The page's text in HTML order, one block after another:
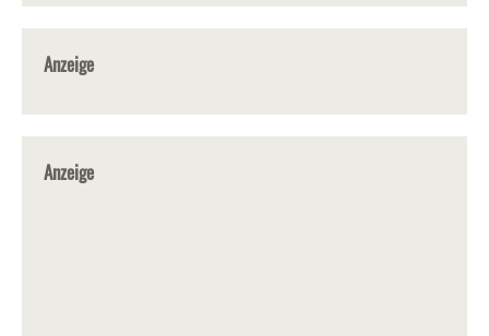
Anzeige
Anzeige